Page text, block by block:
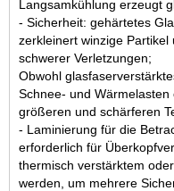
Langsamkühlung erzeugt
- Sicherheit: gehärtetes
zerkleinert winzige
schwerer Verletzungen;
Obwohl
Schnee- und
größeren und schärferen
- Laminierung für die
erforderlich für
thermisch verstärktem
werden, um mehrere